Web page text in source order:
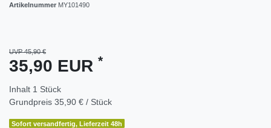
Artikelnummer MY101490
UVP 45,90 €
35,90 EUR *
Inhalt 1 Stück
Grundpreis 35,90 € / Stück
Sofort versandfertig, Lieferzeit 48h